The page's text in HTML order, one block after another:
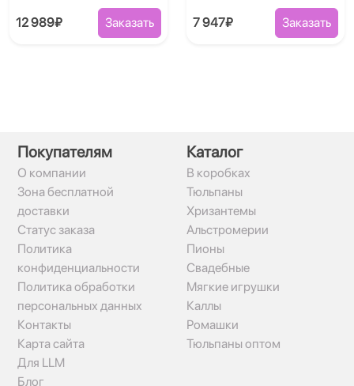
12 989₽ Заказать 7 947₽ Заказать
Покупателям
О компании
Зона бесплатной
доставки
Статус заказа
Политика
конфиденциальности
Политика обработки
персональных данных
Контакты
Карта сайта
Для LLM
Блог
Каталог
В коробках
Тюльпаны
Хризантемы
Альстромерии
Пионы
Свадебные
Мягкие игрушки
Каллы
Ромашки
Тюльпаны оптом